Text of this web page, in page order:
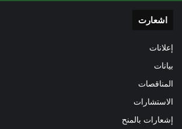
اشعارت
إعلانات
بيانات
المناقصات
الاستشارات
إشعارات بالمنح